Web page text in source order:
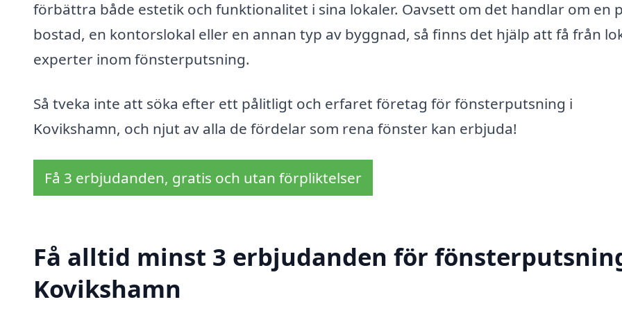
förbättra både estetik och funktionalitet i sina lokaler. Oavsett om det handlar om en
bostad, en kontorslokal eller en annan typ av byggnad, så finns det hjälp att få från
experter inom fönsterputsning.
Så tveka inte att söka efter ett pålitligt och erfaret företag för fönsterputsning i
Kovikshamn, och njut av alla de fördelar som rena fönster kan erbjuda!
Få 3 erbjudanden, gratis och utan förpliktelser
Få alltid minst 3 erbjudanden för
Kovikshamn